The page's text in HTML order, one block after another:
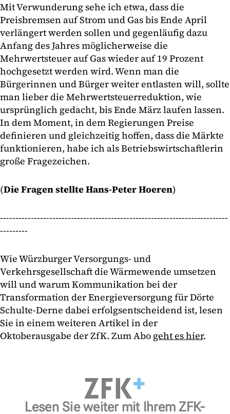
Mit Verwunderung sehe ich etwa, dass die
Preisbremsen auf Strom und Gas bis Ende April
verlängert werden sollen und gegenläufig dazu
Anfang des Jahres möglicherweise die
Mehrwertsteuer auf Gas wieder auf 19 Prozent
hochgesetzt werden wird. Wenn man die
Bürgerinnen und Bürger weiter entlasten will, sollte
man lieber die Mehrwertsteuerreduktion, wie
ursprünglich gedacht, bis Ende März laufen lassen.
In dem Moment, in dem Regierungen Preise
definieren und gleichzeitig hoffen, dass die Märkte
funktionieren, habe ich als Betriebswirtschaftlerin
große Fragezeichen.
(Die Fragen stellte Hans-Peter Hoeren)
--------------------------------------------------------------------------
---------
Wie Würzburger Versorgungs- und
Verkehrsgesellschaft die Wärmewende umsetzen
will und warum Kommunikation bei der
Transformation der Energieversorgung für Dörte
Schulte-Derne dabei erfolgsentscheidend ist, lesen
Sie in einem weiteren Artikel in der
Oktoberausgabe der ZfK. Zum Abo geht es hier.
Lesen Sie weiter mit Ihrem ZFK-